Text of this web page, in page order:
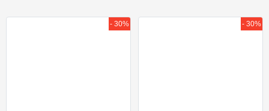
- 30% - 30%